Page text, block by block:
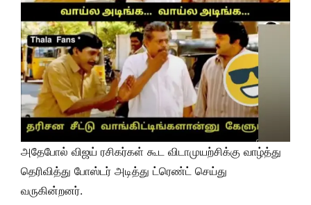
அதேபோல் விஜய் ரசிகர்கள் கூட விடாமுயற்சிக்கு வாழ்த்து
தெரிவித்து போஸ்டர் அடித்து ட்ரெண்ட் செய்து
வருகின்றனர்.